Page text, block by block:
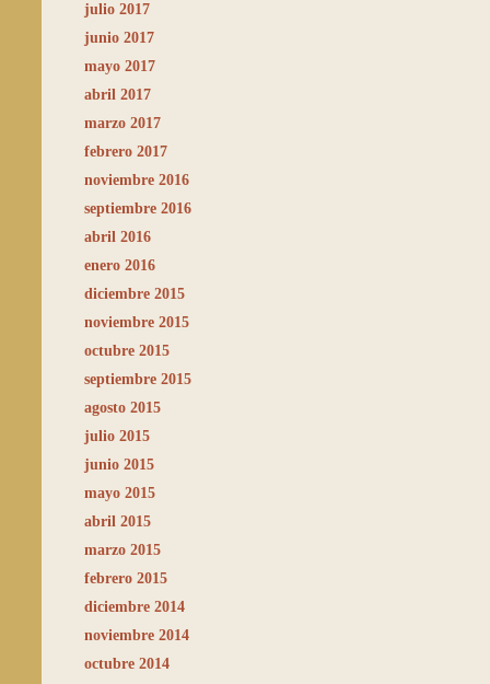
julio 2017
junio 2017
mayo 2017
abril 2017
marzo 2017
febrero 2017
noviembre 2016
septiembre 2016
abril 2016
enero 2016
diciembre 2015
noviembre 2015
octubre 2015
septiembre 2015
agosto 2015
julio 2015
junio 2015
mayo 2015
abril 2015
marzo 2015
febrero 2015
diciembre 2014
noviembre 2014
octubre 2014